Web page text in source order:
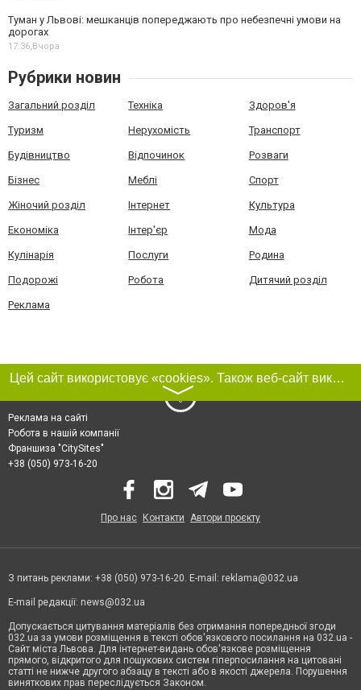
Туман у Львові: мешканців попереджають про небезпечні умови на
дорогах
17:36, Вчора
Рубрики новин
Загальний розділ Техніка Здоров'я
Туризм Нерухомість Транспорт
Будівництво Відпочинок Розваги
Бізнес Меблі Спорт
Жіночий розділ Інтернет Культура
Економіка Інтер'єр Мода
Кулінарія Послуги Родина
Подорожі Робота Дитячий розділ
Реклама
Цей сайт використовує «cookies». Також веб-сайт використовує інтернет-сервіс для збору технічних даних стосовно відвідувачів з метою отримання маркетингової та статистичної інформації. Умови обробки даних відвідувачів сайту див.
〉
Реклама на сайті
Робота в нашій компанії
Франшиза "CitySites"
+38 (050) 973-16-20
Про нас Контакти Автори проєкту
З питань реклами: +38 (050) 973-16-20. E-mail: reklama@032.ua
E-mail редакції: news@032.ua
Допускається цитування матеріалів без отримання попередньої згоди
032.ua за умови розміщення в тексті обов'язкового посилання на 032.ua -
Сайт міста Львова. Для інтернет-видань обов'язкове розміщення
прямого, відкритого для пошукових систем гіперпосилання на цитовані
статті не нижче другого абзацу в тексті або в якості джерела. Порушення
виняткових прав переслідується Законом.